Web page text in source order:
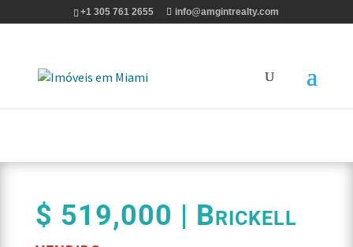
+1 305 761 2655 info@amgintrealty.com
$ 519,000 | Brickell